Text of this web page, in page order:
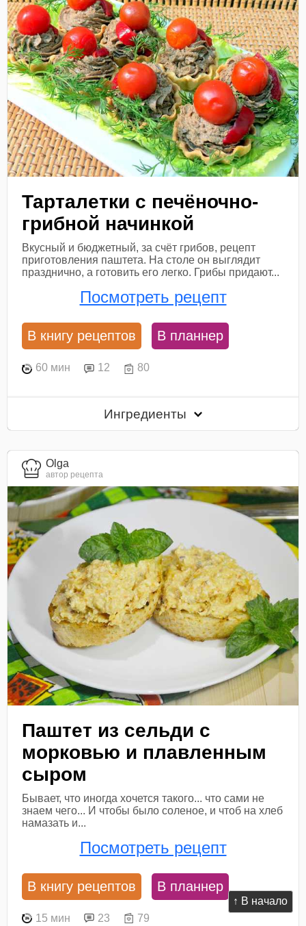
↑ В начало
Тарталетки с печёночно-
грибной начинкой
Вкусный и бюджетный, за счёт грибов, рецепт
приготовления паштета. На столе он выглядит
празднично, а готовить его легко. Грибы придают...
Посмотреть рецепт
В книгу рецептов В планнер
60 мин 12 80
Ингредиенты
Olga
автор рецепта
Паштет из сельди с
морковью и плавленным
сыром
Бывает, что иногда хочется такого... что сами не
знаем чего... И чтобы было соленое, и чтоб на хлеб
намазать и...
Посмотреть рецепт
В книгу рецептов В планнер
15 мин 23 79